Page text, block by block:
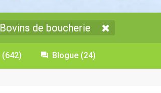
Bovins de boucherie
(642) Blogue (24)